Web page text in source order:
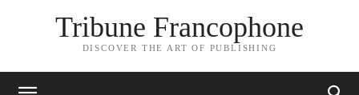
Tribune Francophone
DISCOVER THE ART OF PUBLISHING